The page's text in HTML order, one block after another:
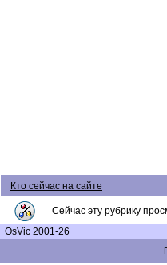
Кто сейчас на сайте
Сейчас эту рубрику
OsVic 2001-26